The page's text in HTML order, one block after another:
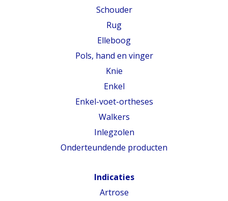
Schouder
Rug
Elleboog
Pols, hand en vinger
Knie
Enkel
Enkel-voet-ortheses
Walkers
Inlegzolen
Onderteundende producten
Indicaties
Artrose